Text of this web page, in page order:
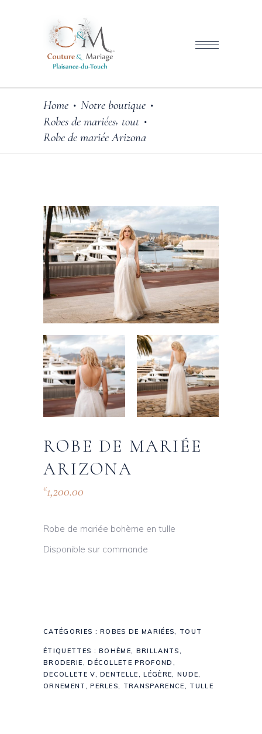
Home • Notre boutique •
Robes de mariées, tout •
Robe de mariée Arizona
ROBE DE MARIÉE
ARIZONA
€1,200.00
Robe de mariée bohème en tulle
Disponible sur commande
CATÉGORIES :ROBES DE MARIÉES, TOUT
ÉTIQUETTES :BOHÈME, BRILLANTS,
BRODERIE,DÉCOLLETE PROFOND ,
DECOLLETE V,DENTELLE,LÉGÈRE, NUDE,
ORNEMENT,PERLES, TRANSPARENCE, TULLE